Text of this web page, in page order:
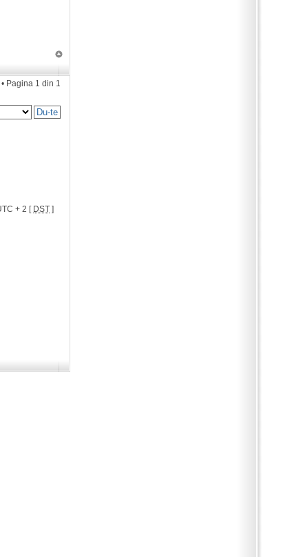
Pagina 1 din 1
+ 2 [ DST ]